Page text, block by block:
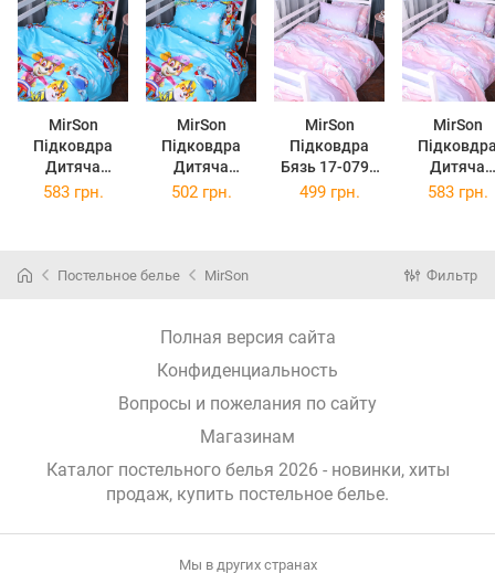
MirSon
Підковдра
Дитяча
110х140 см 17-
Ranforce Elite
MirSon
Підковдра
Дитяча
110х140 см
патруль Бязь
MirSon
Підковдра
Бязь 17-0790
Єдиноріг на
MirSon
Дитяча
110х140 см
583 грн. 502 грн. 499 грн. 583 грн.
Постельное белье MirSon Фильтр
Полная версия сайта
Конфиденциальность
Вопросы и пожелания по сайту
Магазинам
Каталог постельного белья 2026 - новинки, хиты
продаж, купить постельное белье.
Мы в других странах